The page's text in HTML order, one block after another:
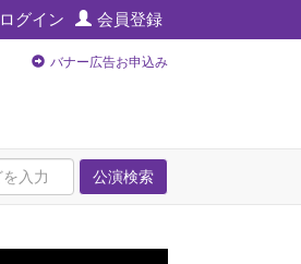
ログイン 会員登録
バナー広告お申込み
公演検索